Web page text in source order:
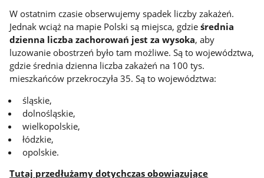
W ostatnim czasie obserwujemy spadek liczby zakażeń.
Jednak wciąż na mapie Polski są miejsca, gdzieśrednia
dzienna liczba zachorowań jest za wysoka, aby
luzowanie obostrzeń było tam możliwe. Są to województwa,
gdzie średnia dzienna liczba zakażeń na 100 tys.
mieszkańców przekroczyła 35. Są to województwa:
śląskie,
dolnośląskie,
wielkopolskie,
łódzkie,
opolskie.
Tutaj przedłużamy dotychczas obowiązujące